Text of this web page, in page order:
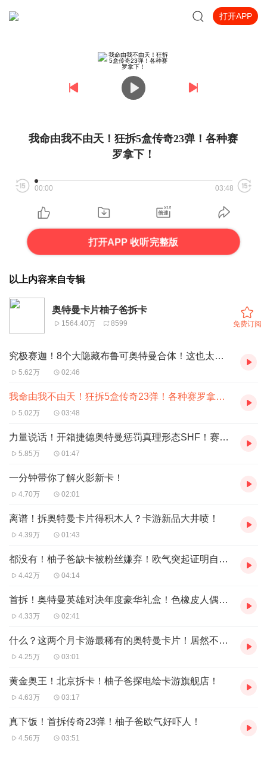
打开APP
我命由我不由天！狂拆5盒传奇23弹！各种赛
罗拿下！
00:00 03:48
打开APP 收听完整版
以上内容来自专辑
奥特曼卡片柚子爸拆卡
1564.40万 8599 免费订阅
究极赛迦！8个大隐藏布鲁可奥特曼合体！这也太顶了吧？
5.62万 02:46
我命由我不由天！狂拆5盒传奇23弹！各种赛罗拿下！
5.02万 03:48
力量说话！开箱捷德奥特曼惩罚真理形态SHF！赛罗变迷弟！
5.85万 01:47
一分钟带你了解火影新卡！
4.70万 02:01
离谱！拆奥特曼卡片得积木人？卡游新品大井喷！
4.39万 01:43
都没有！柚子爸缺卡被粉丝嫌弃！欧气突起证明自己！
4.42万 04:14
首拆！奥特曼英雄对决年度豪华礼盒！色橡皮人偶鹤立鸡群！
4.33万 02:41
什么？这两个月卡游最稀有的奥特曼卡片！居然不是他们？
4.25万 03:01
黄金奥王！北京拆卡！柚子爸探电绘卡游旗舰店！
4.63万 03:17
真下饭！首拆传奇23弹！柚子爸欧气好吓人！
4.56万 03:51